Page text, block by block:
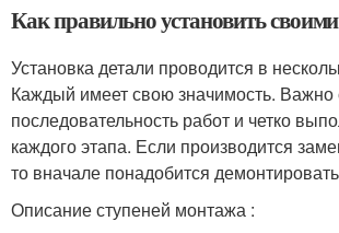
Как правильно установить
Установка детали проводится в
Каждый имеет свою значимость. Важно
последовательность работ и четко
каждого этапа. Если производится
то вначале понадобится
Описание ступеней монтажа :